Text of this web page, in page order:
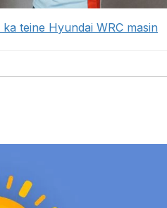
teine Hyundai WRC masin